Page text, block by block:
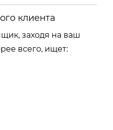
клиента
заходя на ваш
всего, ищет: